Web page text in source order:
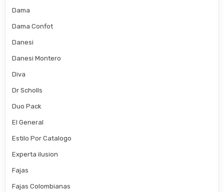
Dama
Dama Confot
Danesi
Danesi Montero
Diva
Dr Scholls
Duo Pack
El General
Estilo Por Catalogo
Experta ilusion
Fajas
Fajas Colombianas